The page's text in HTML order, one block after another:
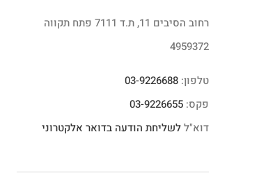
רחוב הסיבים 11, ת.ד 7111 פתח תקווה
4959372
טלפון: 03-9226688
פקס: 03-9226655
דוא"ללשליחת הודעה בדואר אלקטרוני